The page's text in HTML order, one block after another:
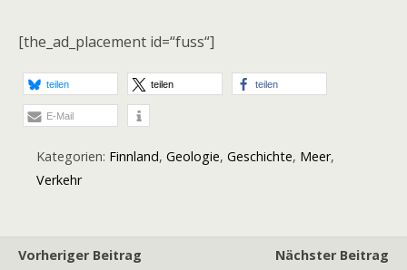
[the_ad_placement id=“fuss“]
teilen teilen teilen
E-Mail
Kategorien: Finnland, Geologie, Geschichte, Meer,
Verkehr
Vorheriger Beitrag
Nächster Beitrag